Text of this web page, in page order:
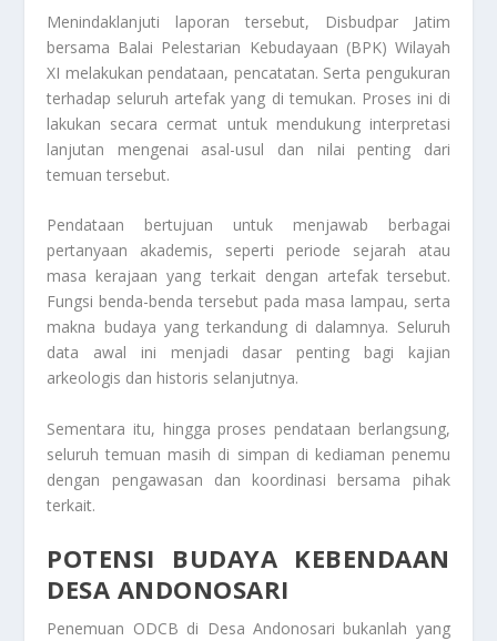
Menindaklanjuti laporan tersebut, Disbudpar Jatim
bersama Balai Pelestarian Kebudayaan (BPK) Wilayah
XI melakukan pendataan, pencatatan. Serta pengukuran
terhadap seluruh artefak yang di temukan. Proses ini di
lakukan secara cermat untuk mendukung interpretasi
lanjutan mengenai asal-usul dan nilai penting dari
temuan tersebut.
Pendataan bertujuan untuk menjawab berbagai
pertanyaan akademis, seperti periode sejarah atau
masa kerajaan yang terkait dengan artefak tersebut.
Fungsi benda-benda tersebut pada masa lampau, serta
makna budaya yang terkandung di dalamnya. Seluruh
data awal ini menjadi dasar penting bagi kajian
arkeologis dan historis selanjutnya.
Sementara itu, hingga proses pendataan berlangsung,
seluruh temuan masih di simpan di kediaman penemu
dengan pengawasan dan koordinasi bersama pihak
terkait.
POTENSI BUDAYA KEBENDAAN
DESA ANDONOSARI
Penemuan ODCB di Desa Andonosari bukanlah yang